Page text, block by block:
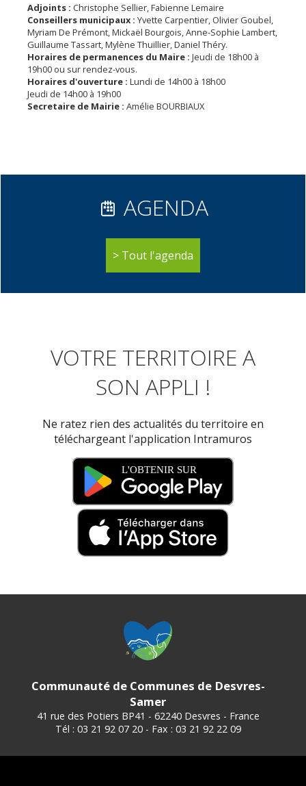
Adjoints : Christophe Sellier, Fabienne Lemaire
Conseillers municipaux : Yvette Carpentier, Olivier Goubel,
Myriam De Prémont, Mickaël Bourgois, Anne-Sophie Lambert,
Guillaume Tassart, Mylène Thuillier, Daniel Théry.
Horaires de permanences du Maire : Jeudi de 18h00 à
19h00 ou sur rendez-vous.
Horaires d'ouverture : Lundi de 14h00 à 18h00
Jeudi de 14h00 à 19h00
Secretaire de Mairie : Amélie BOURBIAUX
AGENDA
Tout l'agenda
VOTRE TERRITOIRE A
SON APPLI !
Ne ratez rien des actualités du territoire en
téléchargeant l'application Intramuros
Communauté de Communes de Desvres-
Samer
41 rue des Potiers BP41 - 62240 Desvres - France
Tél : 03 21 92 07 20 - Fax : 03 21 92 22 09